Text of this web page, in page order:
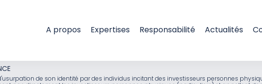
A propos Expertises Responsabilité Actualités
de son identité par des individus incitant des investisseurs personnes